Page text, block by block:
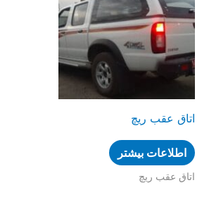
اتاق عقب ریچ
اطلاعات بیشتر
اتاق عقب ریچ